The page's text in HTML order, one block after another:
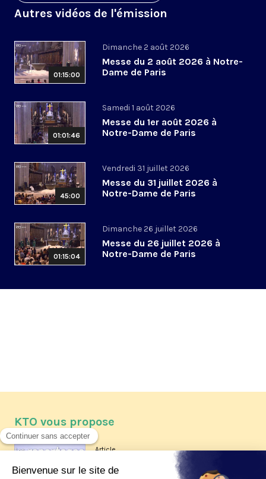
Autres vidéos de l'émission
01:15:00
Dimanche 2 août 2026
Messe du 2 août 2026 à Notre-
Dame de Paris
01:01:46
Samedi 1 août 2026
Messe du 1er août 2026 à
Notre-Dame de Paris
45:00
Vendredi 31 juillet 2026
Messe du 31 juillet 2026 à
Notre-Dame de Paris
01:15:04
Dimanche 26 juillet 2026
Messe du 26 juillet 2026 à
Notre-Dame de Paris
KTO vous propose
Article
Les reportages d'été 2026 de KTO